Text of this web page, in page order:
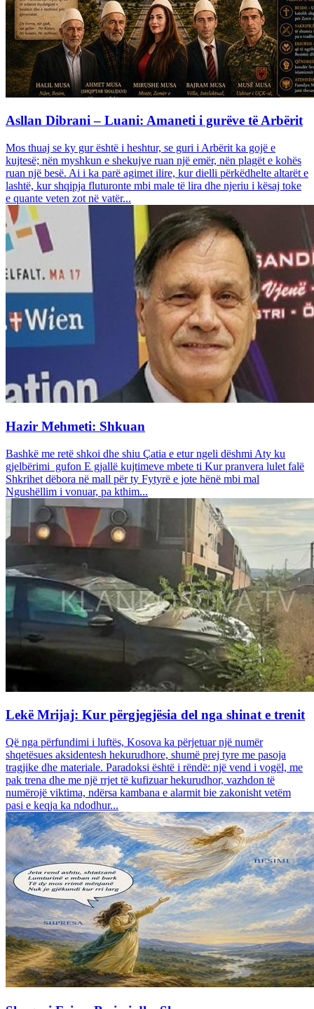
Asllan Dibrani – Luani: Amaneti i gurëve të Arbërit
Mos thuaj se ky gur është i heshtur, se guri i Arbërit ka gojë e
kujtesë; nën myshkun e shekujve ruan një emër, nën plagët e kohës
ruan një besë. Ai i ka parë agimet ilire, kur dielli përkëdhelte altarët e
lashtë, kur shqipja fluturonte mbi male të lira dhe njeriu i kësaj toke
e quante veten zot në vatër...
Hazir Mehmeti: Shkuan
Bashkë me retë shkoi dhe shiu Çatia e etur ngeli dëshmi Aty ku
gjelbërimi gufon E gjallë kujtimeve mbete ti Kur pranvera lulet falë
Shkrihet dëbora në mall për ty Fytyrë e jote hënë mbi mal
Ngushëllim i vonuar, pa kthim...
Lekë Mrijaj: Kur përgjegjësia del nga shinat e trenit
Që nga përfundimi i luftës, Kosova ka përjetuar një numër
shqetësues aksidentesh hekurudhore, shumë prej tyre me pasoja
tragjike dhe materiale. Paradoksi është i rëndë: një vend i vogël, me
pak trena dhe me një rrjet të kufizuar hekurudhor, vazhdon të
numërojë viktima, ndërsa kambana e alarmit bie zakonisht vetëm
pasi e keqja ka ndodhur...